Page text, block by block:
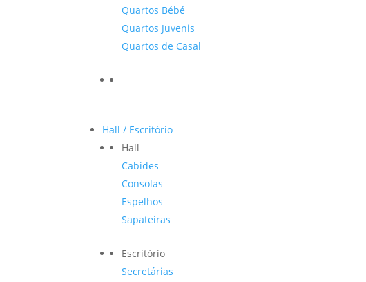
Quartos Bébé
Quartos Juvenis
Quartos de Casal
Hall / Escritório
Hall
Cabides
Consolas
Espelhos
Sapateiras
Escritório
Secretárias